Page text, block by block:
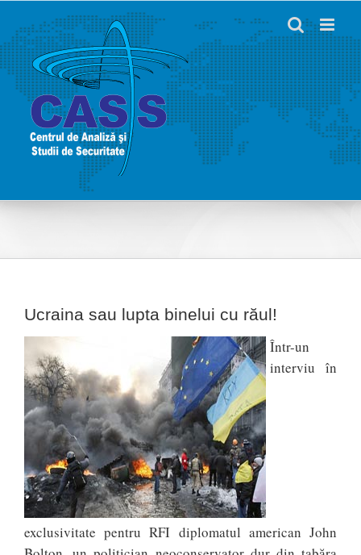
content
Ucraina sau lupta binelui cu răul!
Într-un
interviu în
exclusivitate pentru RFI diplomatul american John